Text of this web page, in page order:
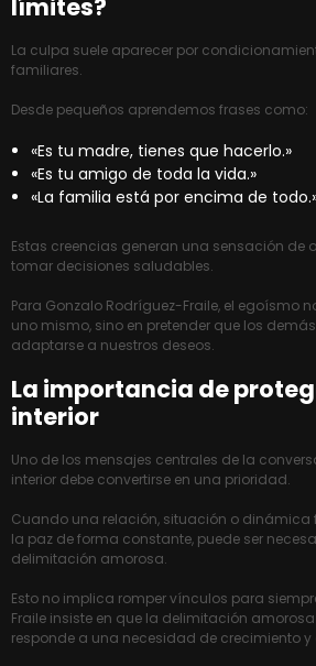
límites?
La culpa suele aparecer por
familiares.
Desde pequeños aprendemos frases como:
«Es tu madre, tienes que hacerlo.»
«Es tu amigo de toda la vida.»
«La familia está por encima de
Estas creencias generan una sensación de
tomar decisiones saludables.
Para Gonzalo Rodríguez-Fraile, el egoísmo
uno mismo, sino en pretender que los
adaptarse a nuestros deseos.
La importancia de
interior
Uno de los mensajes centrales de la
interior debe convertirse en una prioridad.
Cuando una relación, situación o dinámica
la paz de forma constante, puede ser
delimitación amorosa.
Esto no implica romper vínculos para
Fraile insiste en que la delimitación
responde a una necesidad de crecimiento y